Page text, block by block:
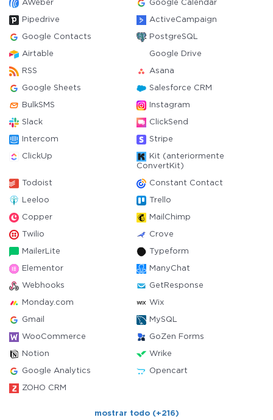
AWeber Google Calendar
Pipedrive ActiveCampaign
Google Contacts PostgreSQL
Airtable Google Drive
RSS Asana
Google Sheets Salesforce CRM
BulkSMS Instagram
Slack ClickSend
Intercom Stripe
ClickUp
Kit (anteriormente
ConvertKit)
Todoist Constant Contact
Leeloo Trello
Copper MailChimp
Twilio Crove
MailerLite Typeform
Elementor ManyChat
Webhooks GetResponse
Monday.com Wix
Gmail MySQL
WooCommerce GoZen Forms
Notion Wrike
Google Analytics Opencart
ZOHO CRM
mostrar todo (+216)